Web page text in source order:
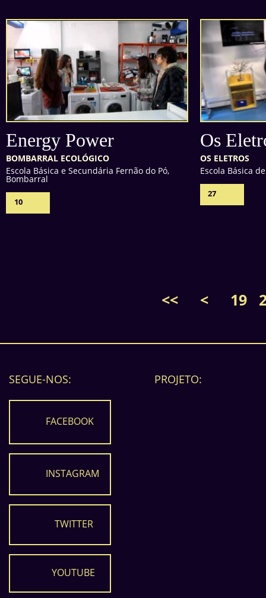
Energy Power
BOMBARRAL ECOLÓGICO
Escola Básica e Secundária Fernão do Pó,
Bombarral
10
Os
OS ELETROS
Escola Básica
27
<< < 19
SEGUE-NOS:
FACEBOOK
INSTAGRAM
TWITTER
YOUTUBE
PROJETO: